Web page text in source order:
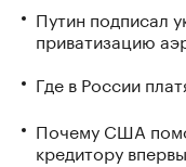
Путин подписал
приватизацию
Где в России
Почему США
кредитору